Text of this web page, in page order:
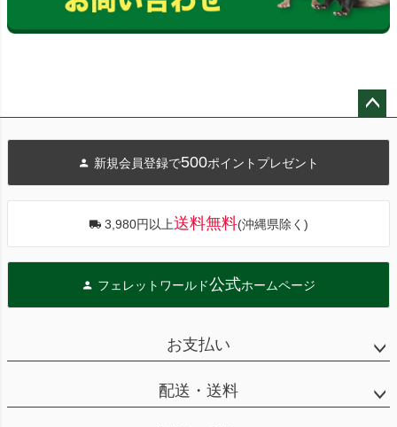
へ
新規会員登録で500ポイントプレゼント
3,980円以上送料無料(沖縄県除く)
フェレットワールド公式ホームページ
お支払い
配送・送料